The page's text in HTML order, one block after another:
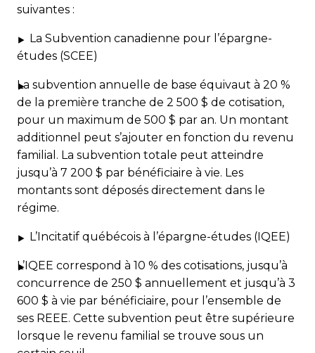
suivantes :
La Subvention canadienne pour l’épargne-
études (SCEE)
La subvention annuelle de base équivaut à 20 %
de la première tranche de 2 500 $ de cotisation,
pour un maximum de 500 $ par an. Un montant
additionnel peut s’ajouter en fonction du revenu
familial. La subvention totale peut atteindre
jusqu’à 7 200 $ par bénéficiaire à vie. Les
montants sont déposés directement dans le
régime.
L’Incitatif québécois à l’épargne-études (IQEE)
L’IQEE correspond à 10 % des cotisations, jusqu’à
concurrence de 250 $ annuellement et jusqu’à 3
600 $ à vie par bénéficiaire, pour l’ensemble de
ses REEE. Cette subvention peut être supérieure
lorsque le revenu familial se trouve sous un